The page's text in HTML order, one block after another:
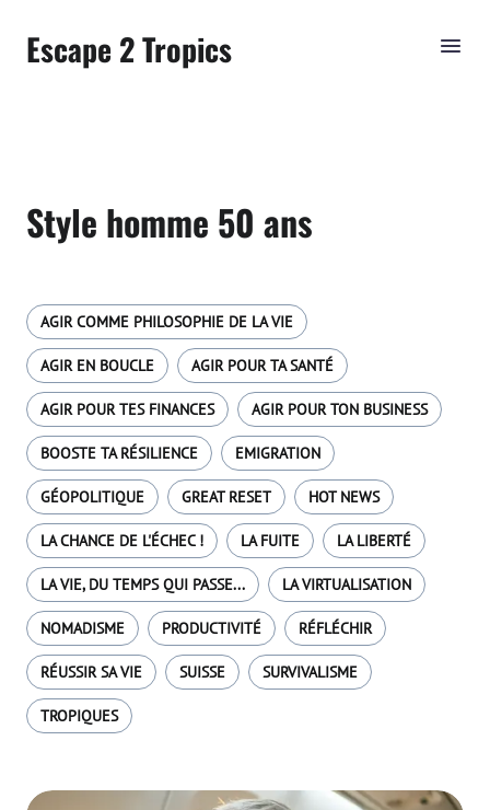
Escape 2 Tropics
Style homme 50 ans
AGIR COMME PHILOSOPHIE DE LA VIE
AGIR EN BOUCLE AGIR POUR TA SANTÉ
AGIR POUR TES FINANCES AGIR POUR TON BUSINESS
BOOSTE TA RÉSILIENCE EMIGRATION
GÉOPOLITIQUE GREAT RESET HOT NEWS
LA CHANCE DE L'ÉCHEC ! LA FUITE LA LIBERTÉ
LA VIE, DU TEMPS QUI PASSE... LA VIRTUALISATION
NOMADISME PRODUCTIVITÉ RÉFLÉCHIR
RÉUSSIR SA VIE SUISSE SURVIVALISME
TROPIQUES